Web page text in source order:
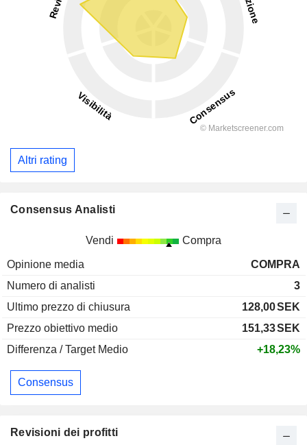
Altri rating
Consensus Analisti
Vendi Compra
Opinione media
COMPRA
Numero di analisti
3
Ultimo prezzo di chiusura
128,00SEK
Prezzo obiettivo medio
151,33SEK
Differenza / Target Medio
+18,23%
Consensus
Revisioni dei profitti